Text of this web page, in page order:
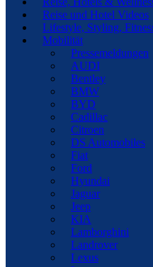
Reise und Hotel Videos
Lifestyle, Styling,
Mobilität
Pressemeldungen
AUDI
Bentley
BMW
BYD
Cadillac
Citroen
DS Automobiles
Fiat
Ford
Hyundai
Jaguar
Jeep
KIA
Lamborghini
Landrover
Lexus